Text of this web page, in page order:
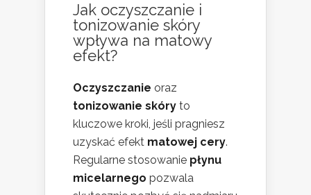
Jak oczyszczanie i
tonizowanie skóry
wpływa na matowy
efekt?
Oczyszczanie oraz
tonizowanie skóry to
kluczowe kroki, jeśli pragniesz
uzyskać efekt matowej cery.
Regularne stosowanie płynu
micelarnego pozwala